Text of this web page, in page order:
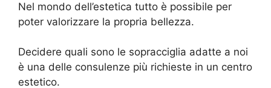
Nel mondo dell’estetica tutto è possibile per
poter valorizzare la propria bellezza.
Decidere quali sono le sopracciglia adatte a noi
è una delle consulenze più richieste in un centro
estetico.